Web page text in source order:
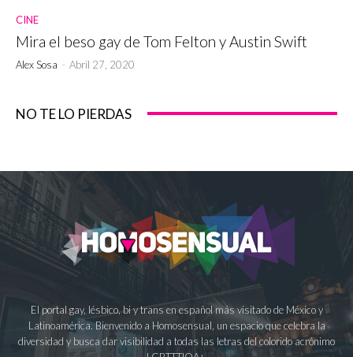
CINE
Mira el beso gay de Tom Felton y Austin Swift
Alex Sosa - Abril 27, 2020
NO TE LO PIERDAS
El portal gay, lésbico, bi y trans en español más visitado de México y
Latinoamérica. Bienvenido a Homosensual, un espacio que celebra la
diversidad y busca dar visibilidad a todas las letras del colorido acrónimo